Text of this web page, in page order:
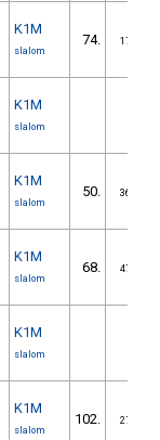
K1M
slalom
74. 17/ZS
K1M
slalom
K1M
slalom
50. 36/ZS
K1M
slalom
68. 47/ZS
K1M
slalom
K1M
slalom
102. 27/ZS